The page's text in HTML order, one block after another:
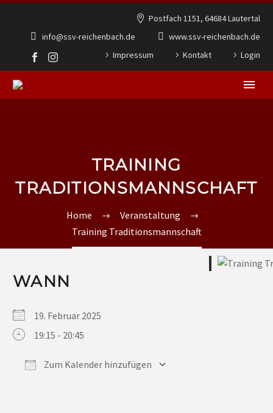
Postfach 1151, 64684 Lautertal
info@ssv-reichenbach.de
www.ssv-reichenbach.de
Impressum
Kontakt Login
TRAINING
TRADITIONSMANNSCHAFT
Home
Veranstaltung
Training Traditionsmannschaft
WANN
19. Februar 2025
19:15 - 20:45
Zum Kalender hinzufügen